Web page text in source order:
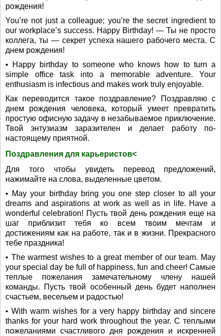
рождения!
You’re not just a colleague; you’re the secret ingredient to
our workplace’s success. Happy Birthday! — Ты не просто
коллега, ты — секрет успеха нашего рабочего места. С
днем рождения!
• Happy birthday to someone who knows how to turn a
simple office task into a memorable adventure. Your
enthusiasm is infectious and makes work truly enjoyable.
Как переводится такое поздравление? Поздравляю с
днем рождения человека, который умеет превратить
простую офисную задачу в незабываемое приключение.
Твой энтузиазм заразителен и делает работу по-
настоящему приятной.
Поздравления для карьеристов<
Для того чтобы увидеть перевод предложений,
нажимайте на слова, выделенные цветом.
• May your birthday bring you one step closer to all your
dreams and aspirations at work as well as in life. Have a
wonderful celebration! Пусть твой день рождения еще на
шаг приблизит тебя ко всем твоим мечтам и
достижениям как на работе, так и в жизни. Прекрасного
тебе праздника!
• The warmest wishes to a great member of our team. May
your special day be full of happiness, fun and cheer! Самые
теплые пожелания замечательному члену нашей
команды. Пусть твой особенный день будет наполнен
счастьем, весельем и радостью!
• With warm wishes for a very happy birthday and sincere
thanks for your hard work throughout the year. С теплыми
пожеланиями счастливого дня рождения и искренней